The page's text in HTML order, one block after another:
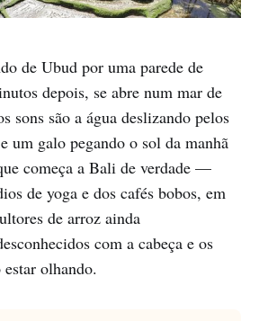
de Ubud por uma parede de
depois, se abre num mar de
sons são a água deslizando pelos
um galo pegando o sol da manhã
começa a Bali de verdade —
de yoga e dos cafés bobos, em
de arroz ainda
com a cabeça e os
olhando.